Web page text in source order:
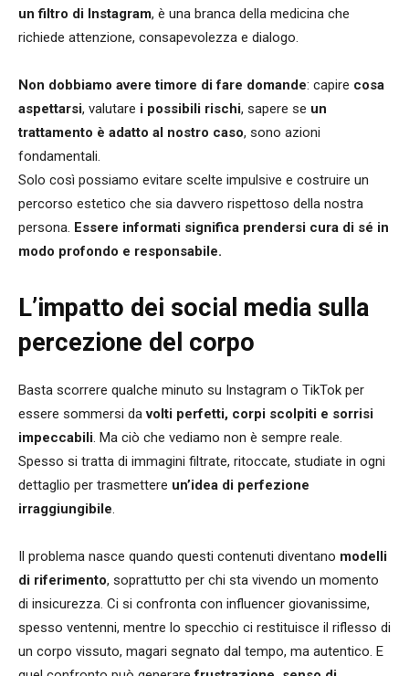
un filtro di Instagram, è una branca della medicina che
richiede attenzione, consapevolezza e dialogo.
Non dobbiamo avere timore di fare domande: capire cosa
aspettarsi, valutare i possibili rischi, sapere se un
trattamento è adatto al nostro caso, sono azioni
fondamentali.
Solo così possiamo evitare scelte impulsive e costruire un
percorso estetico che sia davvero rispettoso della nostra
persona. Essere informati significa prendersi cura di sé in
modo profondo e responsabile.
L’impatto dei social media sulla
percezione del corpo
Basta scorrere qualche minuto su Instagram o TikTok per
essere sommersi davolti perfetti, corpi scolpiti e sorrisi
impeccabili. Ma ciò che vediamo non è sempre reale.
Spesso si tratta di immagini filtrate, ritoccate, studiate in ogni
dettaglio per trasmettere un’idea di perfezione
irraggiungibile.
Il problema nasce quando questi contenuti diventano modelli
di riferimento, soprattutto per chi sta vivendo un momento
di insicurezza. Ci si confronta con influencer giovanissime,
spesso ventenni, mentre lo specchio ci restituisce il riflesso di
un corpo vissuto, magari segnato dal tempo, ma autentico. E